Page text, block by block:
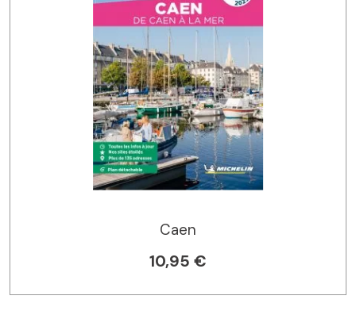
Caen
10,95 €